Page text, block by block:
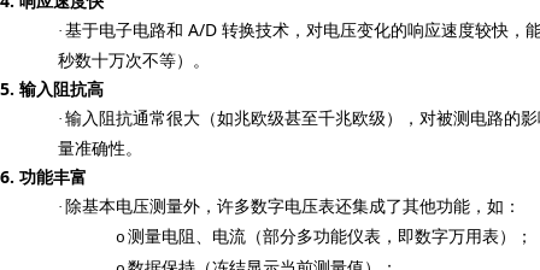
· 基于电子电路和 A/D 转换技术，对电压变化的响应速度较快，
秒数十万次不等）。
5. 输入阻抗高
· 输入阻抗通常很大（如兆欧级甚至千兆欧级），对被测电路的
量准确性。
6. 功能丰富
· 除基本电压测量外，许多数字电压表还集成了其他功能，如：
o 测量电阻、电流（部分多功能仪表，即数字万用表）；